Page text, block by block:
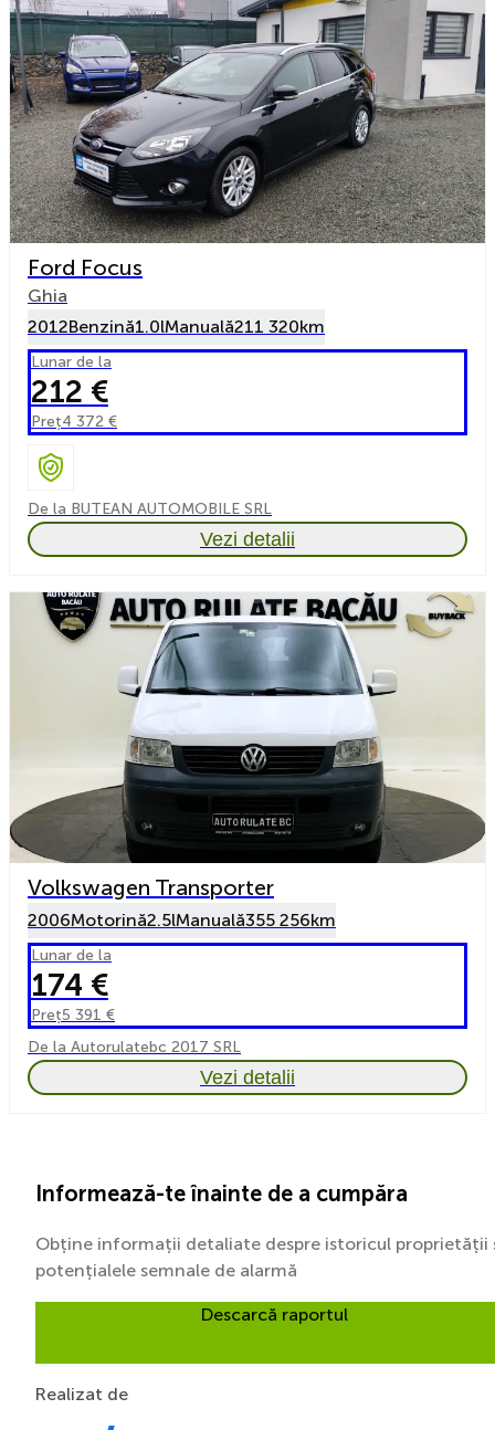
Ford Focus
Ghia
2012Benzină1.0lManuală211 320km
Lunar de la
212 €
Preț4 372 €
De la BUTEAN AUTOMOBILE SRL
Vezi detalii
Volkswagen Transporter
2006Motorină2.5lManuală355 256km
Lunar de la
174 €
Preț5 391 €
De la Autorulatebc 2017 SRL
Vezi detalii
Informează-te înainte de a cumpăra
Obține informații detaliate despre istoricul proprietății
potențialele semnale de alarmă
Descarcă raportul
Realizat de